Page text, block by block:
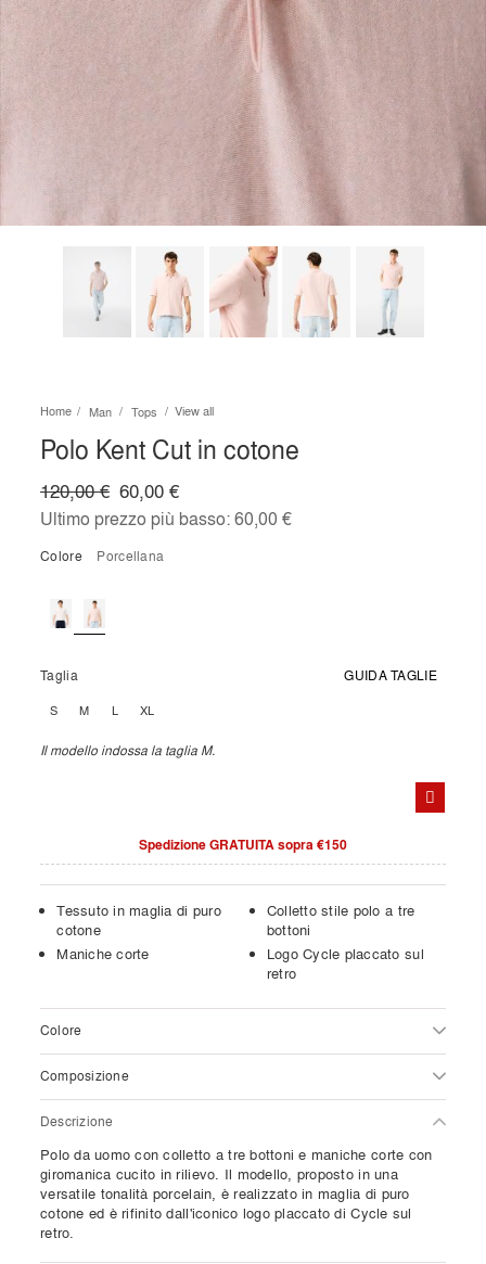
Home Man Tops View all
Polo Kent Cut in cotone
60,00 €
120,00 €
Ultimo prezzo più basso:60,00 €
Colore porcellana
Taglia GUIDA TAGLIE
S M L XL
Il modello indossa la taglia M.
Spedizione GRATUITA sopra €150
Tessuto in maglia di puro
cotone
Maniche corte
Colletto stile polo a tre
bottoni
Logo Cycle placcato sul
retro
Colore
Composizione
Descrizione
Polo da uomo con colletto a tre bottoni e maniche corte con
giromanica cucito in rilievo. Il modello, proposto in una
versatile tonalità porcelain, è realizzato in maglia di puro
cotone ed è rifinito dall'iconico logo placcato di Cycle sul
retro.